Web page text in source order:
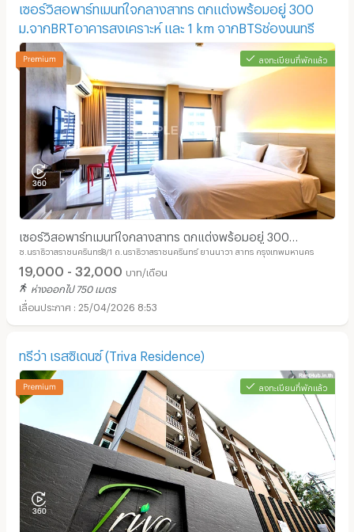
เซอร์วิสอพาร์ทเมนท์ใจกลางสาทร ตกแต่งพร้อมอยู่ 300
ม.จากBRTอาคารสงเคราะห์ และ 1 km จากBTSช่องนนทรี
ลงทะเบียนที่พักแล้ว
เซอร์วิสอพาร์ทเมนท์ใจกลางสาทร ตกแต่งพร้อมอยู่ 300
ม.จากBRTอาคารสงเคราะห์ และ 1 km จากBTSช่องนนทรี
ซ.นราธิวาสราชนครินทร์8/1 ถ.นราธิวาสราชนครินทร์ ยานนาวา สาทร กรุงเทพมหานคร
19,000 - 32,000 บาท/เดือน
ห่างออกไป 750 เมตร
25/04/2026 8:53
ทรีว่า เรสซิเดนซ์ (Triva Residence)
ลงทะเบียนที่พักแล้ว